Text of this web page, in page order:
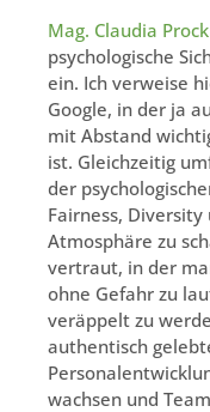
Mag. Claudia Prock
psychologische
ein. Ich verweise
Google, in der ja
mit Abstand
ist. Gleichzeitig
der
Fairness, Diversity
Atmosphäre zu
vertraut, in der
ohne Gefahr zu
veräppelt zu
authentisch
wachsen und